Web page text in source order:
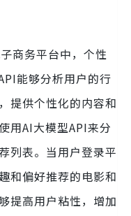
商务平台中，个性
能够分析用户的行
提供个性化的内容和
用AI大模型API来分
列表。当用户登录平
和偏好推荐的电影和
提高用户粘性，增加